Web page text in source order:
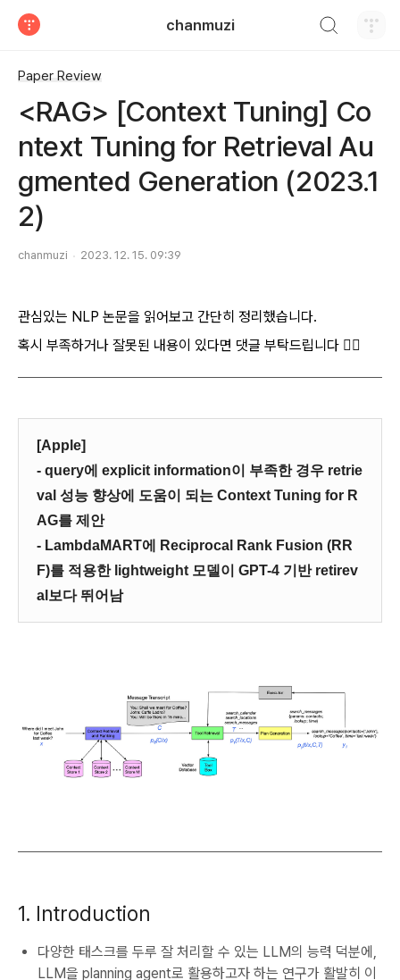
chanmuzi
Paper Review
<RAG> [Context Tuning] Co
ntext Tuning for Retrieval Au
gmented Generation (2023.1
2)
chanmuzi 2023. 12. 15. 09:39
관심있는 NLP 논문을 읽어보고 간단히 정리했습니다.
혹시 부족하거나 잘못된 내용이 있다면 댓글 부탁드립니다 🙇‍♂️
[Apple]
- query에 explicit information이 부족한 경우 retrie
val 성능 향상에 도움이 되는 Context Tuning for R
AG를 제안
- LambdaMART에 Reciprocal Rank Fusion (RR
F)를 적용한 lightweight 모델이 GPT-4 기반 retirev
al보다 뛰어남
1. Introduction
다양한 태스크를 두루 잘 처리할 수 있는 LLM의 능력 덕분에,
LLM을 planning agent로 활용하고자 하는 연구가 활발히 이